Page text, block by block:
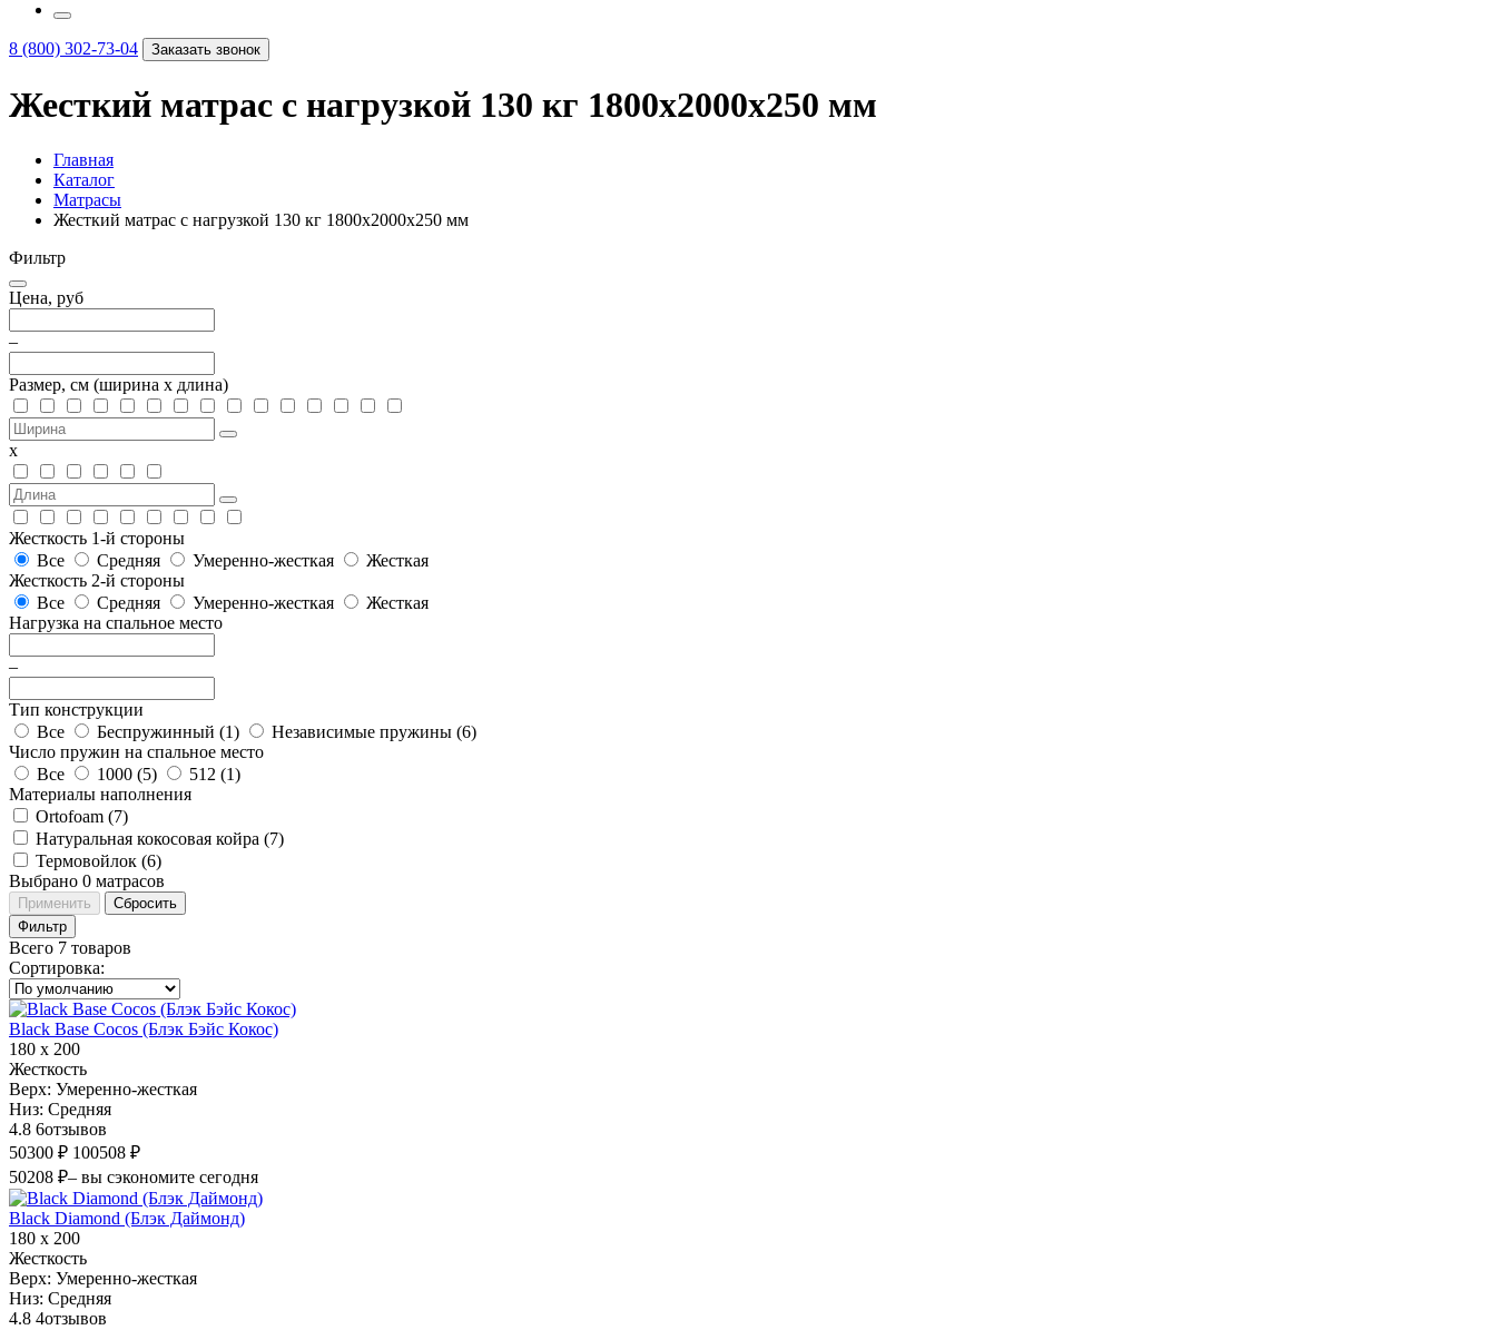
8 (800) 302-73-04 Заказать звонок
Жесткий матрас с нагрузкой 130 кг 1800х2000х250 мм
Главная
Каталог
Матрасы
Жесткий матрас с нагрузкой 130 кг 1800х2000х250 мм
Фильтр
Цена, руб
–
Размер, см (ширина х длина)
х
Жесткость 1-й стороны
Все
Средняя Умеренно-жесткая
Жесткая
Жесткость 2-й стороны
Все
Средняя Умеренно-жесткая
Жесткая
Нагрузка на спальное место
–
Тип конструкции
Все
Беспружинный (1) Независимые пружины (6)
Число пружин на спальное место
Все
1000 (5) 512 (1)
Материалы наполнения
Ortofoam (7)
Натуральная кокосовая койра (7)
Термовойлок (6)
Выбрано 0 матрасов
Применить
Сбросить
Фильтр
Всего 7 товаров
Сортировка:
Black Base Cocos (Блэк Бэйс Кокос)
180 х 200
Жесткость
Верх: Умеренно-жесткая
Низ: Средняя
4.8 6отзывов
50300 ₽ 100508 ₽
50208 ₽– вы сэкономите сегодня
Black Diamond (Блэк Даймонд)
180 х 200
Жесткость
Верх: Умеренно-жесткая
Низ: Средняя
4.8 4отзывов